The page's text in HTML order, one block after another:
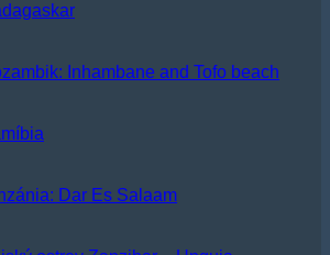
Inhambane and Tofo beach
Dar Es Salaam